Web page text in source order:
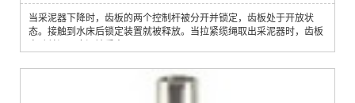
当采泥器下降时，齿板的两个控制杆被分开并锁定，齿板处于开放状
态。接触到水床后锁定装置就被释放。当拉紧缆绳取出采泥器时，齿板